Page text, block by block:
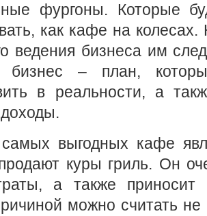
фургоны. Которые
как кафе на
ведения бизнеса им
бизнес – план,
в реальности, а
выгодных кафе
куры гриль. Он
а также
можно считать